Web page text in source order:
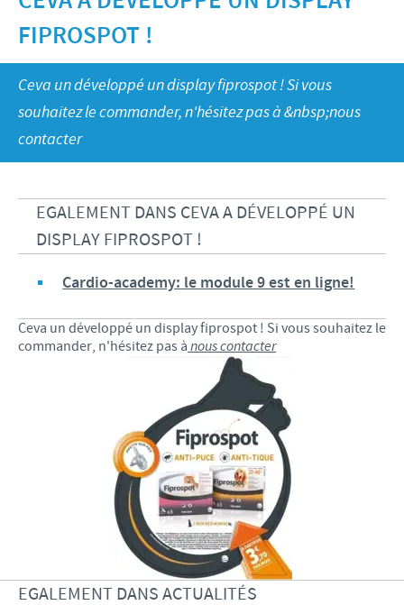
Recherche et développement
Bovins-Ovins-Caprins
Porcs
Volailles
Importance de la responsabilité
Contributions
Programmes de soutien
Partenariats commerciaux et scientifiques
ACTUALITÉS
Actualités internationales
Actualités au sein du Benelux
OFFRES D'EMPLOI
CONTACT
FIPROSPOT !
Ceva un développé un display fiprospot ! Si vous
souhaitez le commander, n'hésitez pas à &nbsp;nous
contacter
EGALEMENT DANS CEVA A DÉVELOPPÉ UN
DISPLAY FIPROSPOT !
Cardio-academy: le module 9 est en ligne!
Ceva un développé un display fiprospot ! Si vous souhaitez le
commander, n'hésitez pas ànous contacter
EGALEMENT DANS ACTUALITÉS